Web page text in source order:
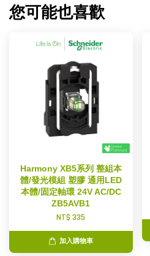
您可能也喜歡
Harmony XB5系列 整組本
體/發光模組 塑膠 通用LED
本體/固定軸環 24V AC/DC
ZB5AVB1
NT$ 335
加入購物車